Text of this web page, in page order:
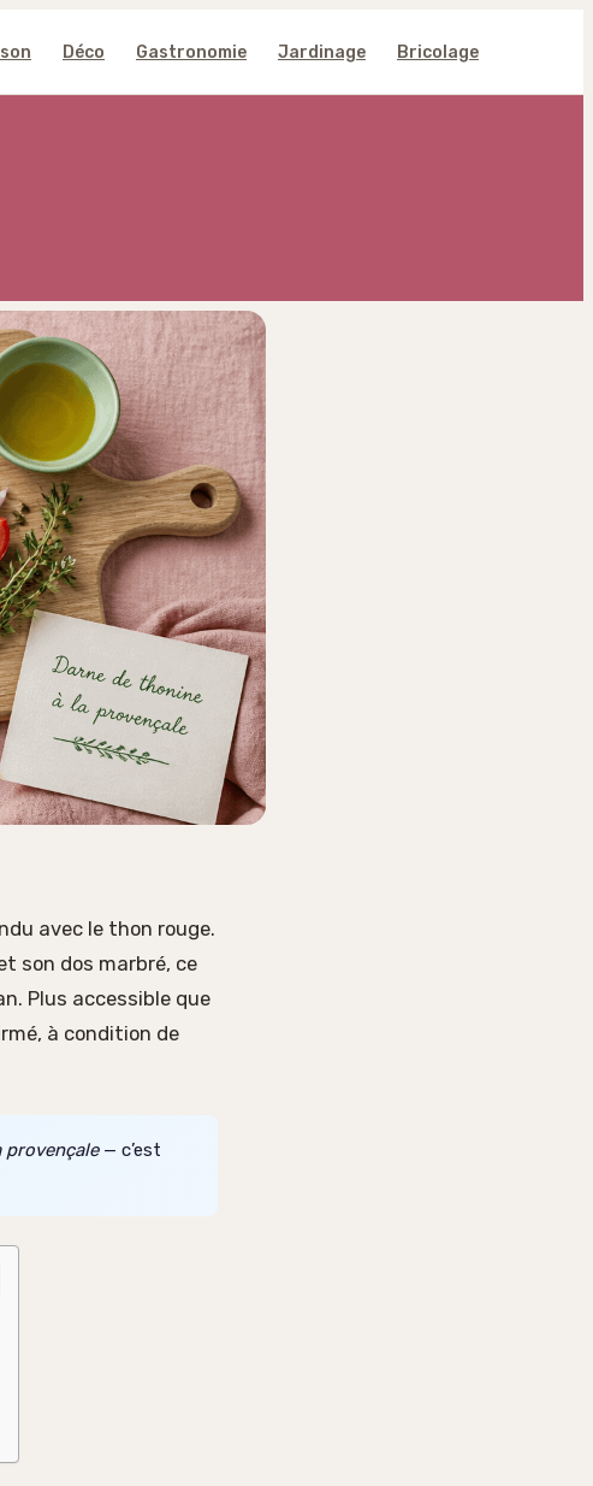
Déco Gastronomie Jardinage Bricolage
avec le thon rouge.
son dos marbré, ce
Plus accessible que
à condition de
provençale— c’est